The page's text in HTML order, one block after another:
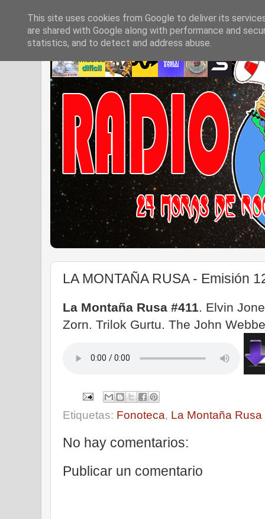
LA MONTAÑA RUSA - Emisión
La Montaña Rusa #411. Elvin
Zorn. Trilok Gurtu. The John
Etiquetas: Fonoteca, La Montaña Rusa
No hay comentarios:
Publicar un comentario
This site uses cookies from Google to deliver its
are shared with Google along with performance and
statistics, and to detect and address abuse.